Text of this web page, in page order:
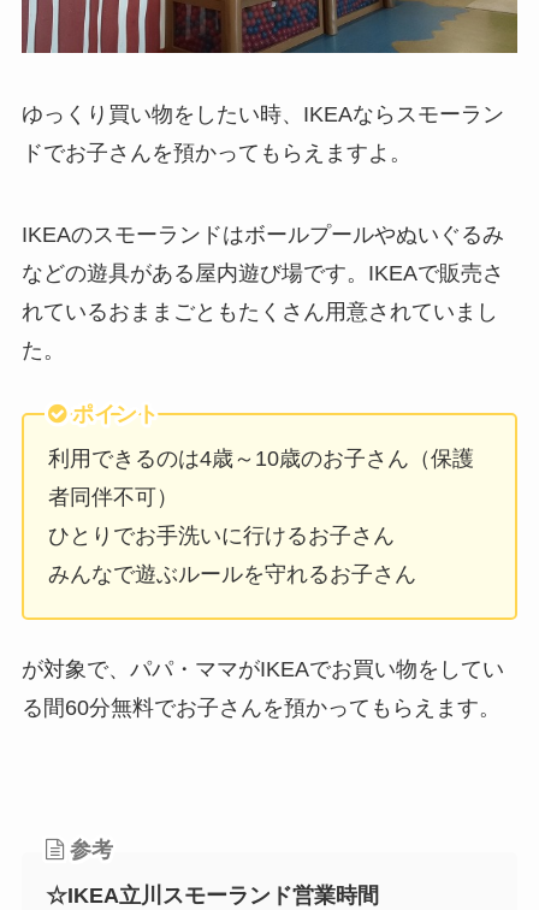
ゆっくり買い物をしたい時、IKEAならスモーラン
ドでお子さんを預かってもらえますよ。
IKEAのスモーランドはボールプールやぬいぐるみ
などの遊具がある屋内遊び場です。IKEAで販売さ
れているおままごともたくさん用意されていまし
た。
ポイント
利用できるのは4歳～10歳のお子さん（保護
者同伴不可）
ひとりでお手洗いに行けるお子さん
みんなで遊ぶルールを守れるお子さん
が対象で、パパ・ママがIKEAでお買い物をしてい
る間60分無料でお子さんを預かってもらえます。
参考
☆IKEA立川スモーランド営業時間